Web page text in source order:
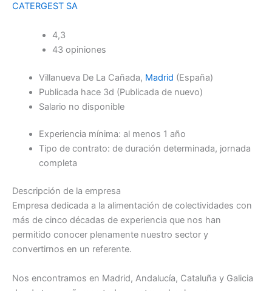
CATERGEST SA
4,3
43 opiniones
Villanueva De La Cañada, Madrid (España)
Publicada hace 3d (Publicada de nuevo)
Salario no disponible
Experiencia mínima: al menos 1 año
Tipo de contrato: de duración determinada, jornada
completa
Descripción de la empresa
Empresa dedicada a la alimentación de colectividades con
más de cinco décadas de experiencia que nos han
permitido conocer plenamente nuestro sector y
convertirnos en un referente.
Nos encontramos en Madrid, Andalucía, Cataluña y Galicia